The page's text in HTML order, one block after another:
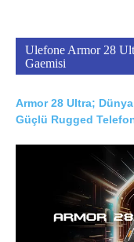
Ulefone Armor 28
Gaemisi
Armor 28 Ultra;
Güçlü Rugged